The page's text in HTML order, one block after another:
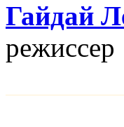
Гайдай
режисcер